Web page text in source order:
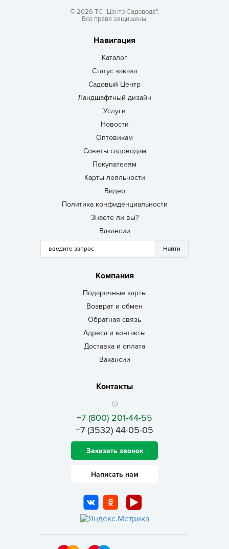
© 2026 ТС “Центр Садовода”.
Все права защищены.
Навигация
Каталог
Статус заказа
Садовый Центр
Ландшафтный дизайн
Услуги
Новости
Оптовикам
Советы садоводам
Покупателям
Карты лояльности
Видео
Политика конфиденциальности
Знаете ли вы?
Вакансии
Компания
Подарочные карты
Возврат и обмен
Обратная связь
Адреса и контакты
Доставка и оплата
Вакансии
Контакты
+7 (800) 201-44-55
+7 (3532) 44-05-05
Заказать звонок
Написать нам